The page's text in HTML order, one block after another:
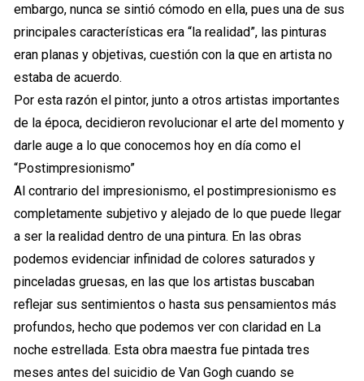
embargo, nunca se sintió cómodo en ella, pues una de sus
principales características era “la realidad”, las pinturas
eran planas y objetivas, cuestión con la que en artista no
estaba de acuerdo.
Por esta razón el pintor, junto a otros artistas importantes
de la época, decidieron revolucionar el arte del momento y
darle auge a lo que conocemos hoy en día como el
“Postimpresionismo”
Al contrario del impresionismo, el postimpresionismo es
completamente subjetivo y alejado de lo que puede llegar
a ser la realidad dentro de una pintura. En las obras
podemos evidenciar infinidad de colores saturados y
pinceladas gruesas, en las que los artistas buscaban
reflejar sus sentimientos o hasta sus pensamientos más
profundos, hecho que podemos ver con claridad en La
noche estrellada. Esta obra maestra fue pintada tres
meses antes del suicidio de Van Gogh cuando se